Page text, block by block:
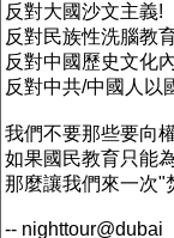
反對大國沙文主義!
反對民族性洗腦教
反對中國歷史文化
反對中共/中國人以
我們不要那些要向
如果國民教育只能
那麼讓我們來一次"
-- nighttour@dubai